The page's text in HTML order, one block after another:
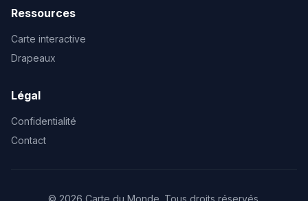
Ressources
Carte interactive
Drapeaux
Légal
Confidentialité
Contact
© 2026 Carte du Monde. Tous droits réservés.